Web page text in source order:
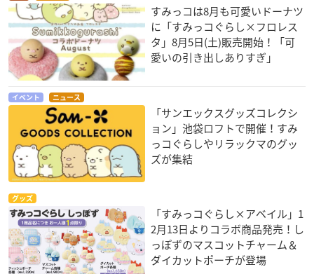
すみっコは8月も可愛いドーナツ
に「すみっコぐらし×フロレス
タ」8月5日(土)販売開始！「可
愛いの引き出しありすぎ」
イベント ニュース
「サンエックスグッズコレクシ
ョン」池袋ロフトで開催！すみ
っコぐらしやリラックマのグッ
ズが集結
グッズ
「すみっコぐらし×アベイル」1
2月13日よりコラボ商品発売！し
っぽずのマスコットチャーム＆
ダイカットポーチが登場